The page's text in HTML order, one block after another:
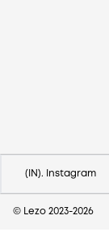
(IN). Instagram
© Lezo 2023-2026